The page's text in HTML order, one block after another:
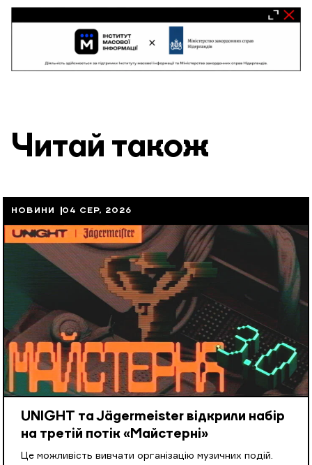
Читай також
НОВИНИ 04 СЕР, 2026
UNIGHT та Jägermeister відкрили набір
на третій потік «Майстерні»
Це можливість вивчати організацію музичних подій.